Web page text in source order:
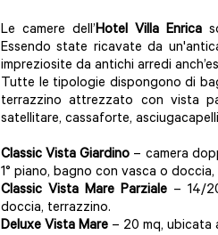
Le camere dell’Hotel Villa Enrica
Essendo state ricavate da
impreziosite da antichi arredi
Tutte le tipologie dispongono di
terrazzino attrezzato con vista
satellitare, cassaforte,
Classic Vista Giardino – camera
1° piano, bagno con vasca o
Classic Vista Mare Parziale – 14/
doccia, terrazzino.
Deluxe Vista Mare – 20 mq, ubicata